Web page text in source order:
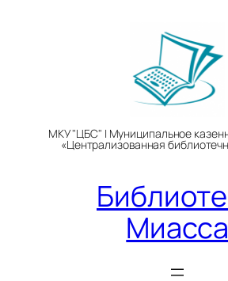
МКУ "ЦБС" | Муниципальное
«Централизованная
Миасса